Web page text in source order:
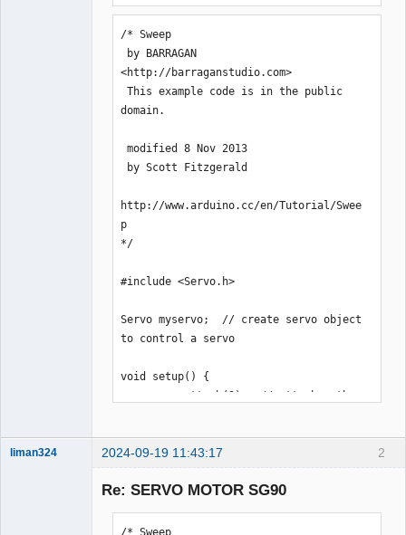
      val = 180;
      for (int i = 0; i <= 50; i++)
{servoPulse(servoPin, val);}
      delay(1000);
      val = 90;
      for (int i = 0; i <= 50; i++)
      delay(1000);
// define a servo pulse function
void servoPulse(int pin, int angle){
  int pulseWidth = map(angle, 0, 180 ,
  Serial.println(pulseWidth);
level of servo pin as high
  delayMicroseconds(pulseWidth); //
  digitalWrite(pin, LOW); // set the
pulseWidth);
}
/* Sweep
<http://barraganstudio.com>
This example code is in the public
domain.
modified 8 Nov 2013
http://www.arduino.cc/en/Tutorial/Swee
p
*/
#include <Servo.h>
Servo myservo;  // create servo object
to control a servo
void setup() {
void loop() {
    myservo.write(0);
    delay(1000);
2
liman324 2024-09-19 11:43:17
Re: SERVO MOTOR SG90